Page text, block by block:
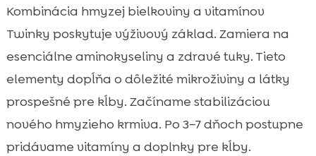
Kombinácia hmyzej bielkoviny a vitamínov
Twinky poskytuje výživový základ. Zamiera na
esenciálne aminokyseliny a zdravé tuky. Tieto
elementy dopĺňa o dôležité mikroživiny a látky
prospešné pre kĺby. Začíname stabilizáciou
nového hmyzieho krmiva. Po 3–7 dňoch postupne
pridávame vitamíny a doplnky pre kĺby.